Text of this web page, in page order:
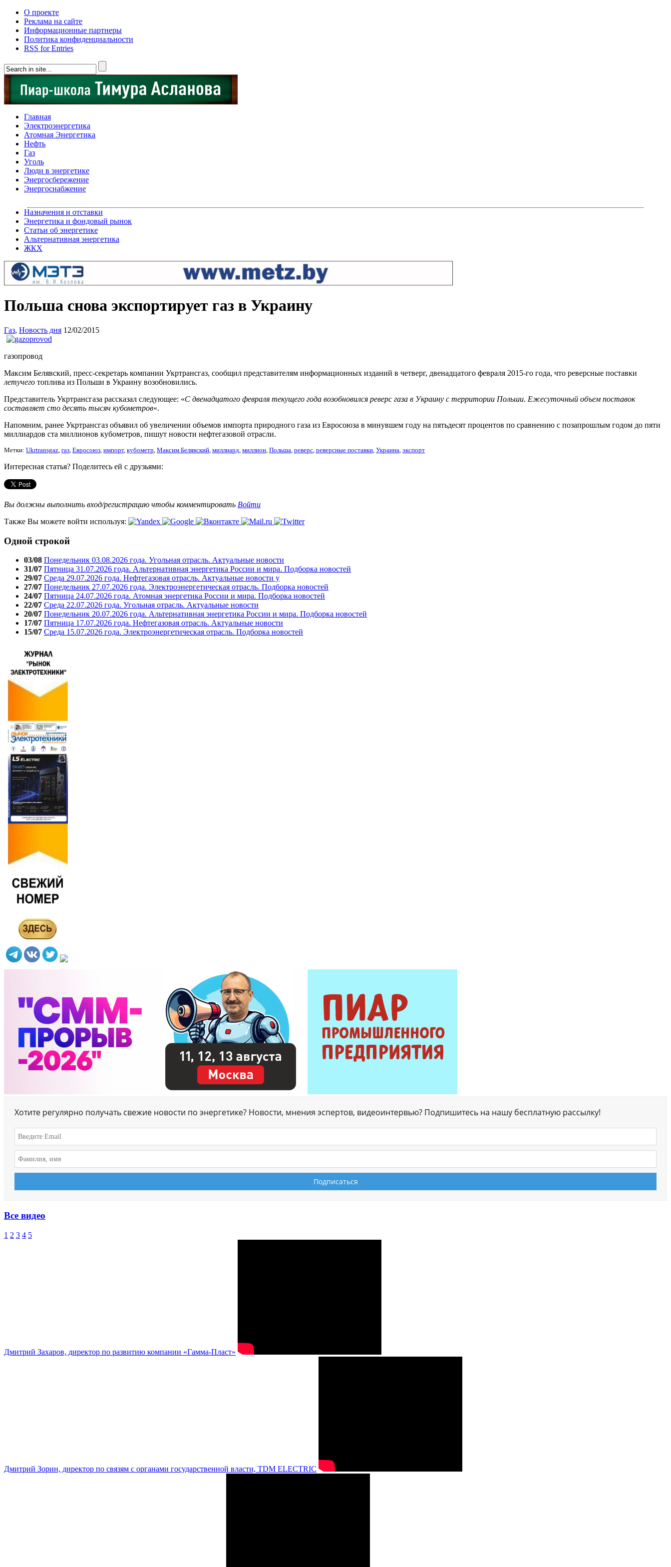
О проекте
Реклама на сайте
Информационные партнеры
Политика конфиденциальности
RSS for Entries
Главная
Электроэнергетика
Атомная Энергетика
Нефть
Газ
Уголь
Люди в энергетике
Энергосбережение
Энергоснабжение
Назначения и отставки
Энергетика и фондовый рынок
Статьи об энергетике
Альтернативная энергетика
ЖКХ
Польша снова экспортирует газ в Украину
Газ, Новость дня 12/02/2015
газопровод
Максим Белявский, пресс-секретарь компании Укртрансгаз, сообщил представителям информационных изданий в четверг, двенадцатого февраля 2015-го года, что реверсные поставки
летучего топлива из Польши в Украину возобновились.
Представитель Укртрансгаза рассказал следующее: «С двенадцатого февраля текущего года возобновился реверс газа в Украину с территории Польши. Ежесуточный объем поставок
составляет сто десять тысяч кубометров«.
Напомним, ранее Укртрансгаз объявил об увеличении объемов импорта природного газа из Евросоюза в минувшем году на пятьдесят процентов по сравнению с позапрошлым годом до пяти
миллиардов ста миллионов кубометров, пишут новости нефтегазовой отрасли.
Метки: Ukrtransgaz, газ, Евросоюз, импорт, кубометр, Максим Белявский, миллиард, миллион, Польша, реверс, реверсные поставки, Украина, экспорт
Интересная статья? Поделитесь ей с друзьями:
Вы должны выполнить вход/регистрацию чтобы комментировать Войти
Также Вы можете войти используя:
Одной строкой
03/08 Понедельник 03.08.2026 года. Угольная отрасль. Актуальные новости
31/07 Пятница 31.07.2026 года. Альтернативная энергетика России и мира. Подборка новостей
29/07 Среда 29.07.2026 года. Нефтегазовая отрасль. Актуальные новости у
27/07 Понедельник 27.07.2026 года. Электроэнергетическая отрасль. Подборка новостей
24/07 Пятница 24.07.2026 года. Атомная энергетика России и мира. Подборка новостей
22/07 Среда 22.07.2026 года. Угольная отрасль. Актуальные новости
20/07 Понедельник 20.07.2026 года. Альтернативная энергетика России и мира. Подборка новостей
17/07 Пятница 17.07.2026 года. Нефтегазовая отрасль. Актуальные новости
15/07 Среда 15.07.2026 года. Электроэнергетическая отрасль. Подборка новостей
Хотите регулярно получать свежие новости по энергетике? Новости, мнения эспертов, видеоинтервью? Подпишитесь на нашу бесплатную рассылку!
Все видео
1 2 3 4 5
Дмитрий Захаров, директор по развитию компании «Гамма-Пласт»
Дмитрий Зорин, директор по связям с органами государственной власти, TDM ELECTRIC